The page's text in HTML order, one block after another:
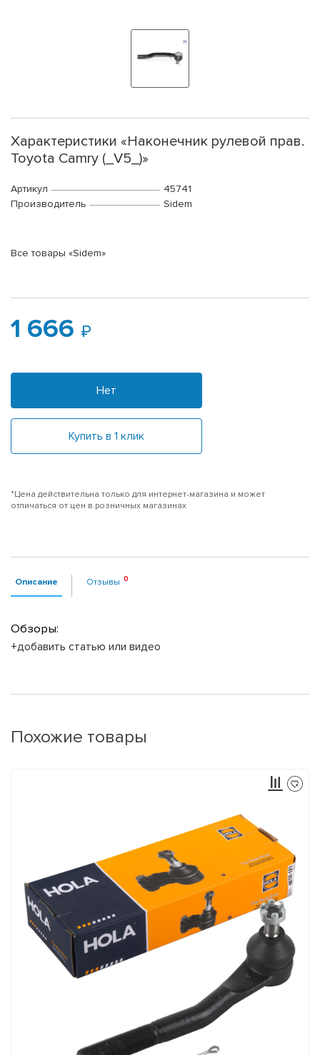
Характеристики «Наконечник рулевой прав.
Toyota Camry (_V5_)»
Артикул
45741
Производитель
Sidem
Все товары «Sidem»
1 666
Нет
Купить в 1 клик
*Цена действительна только для интернет-магазина и может
отличаться от цен в розничных магазинах
Описание Отзывы
Обзоры:
+добавить статью или видео
Похожие товары